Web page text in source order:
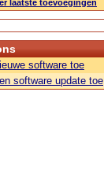
laatste toevoegingen
software toe
software update toe